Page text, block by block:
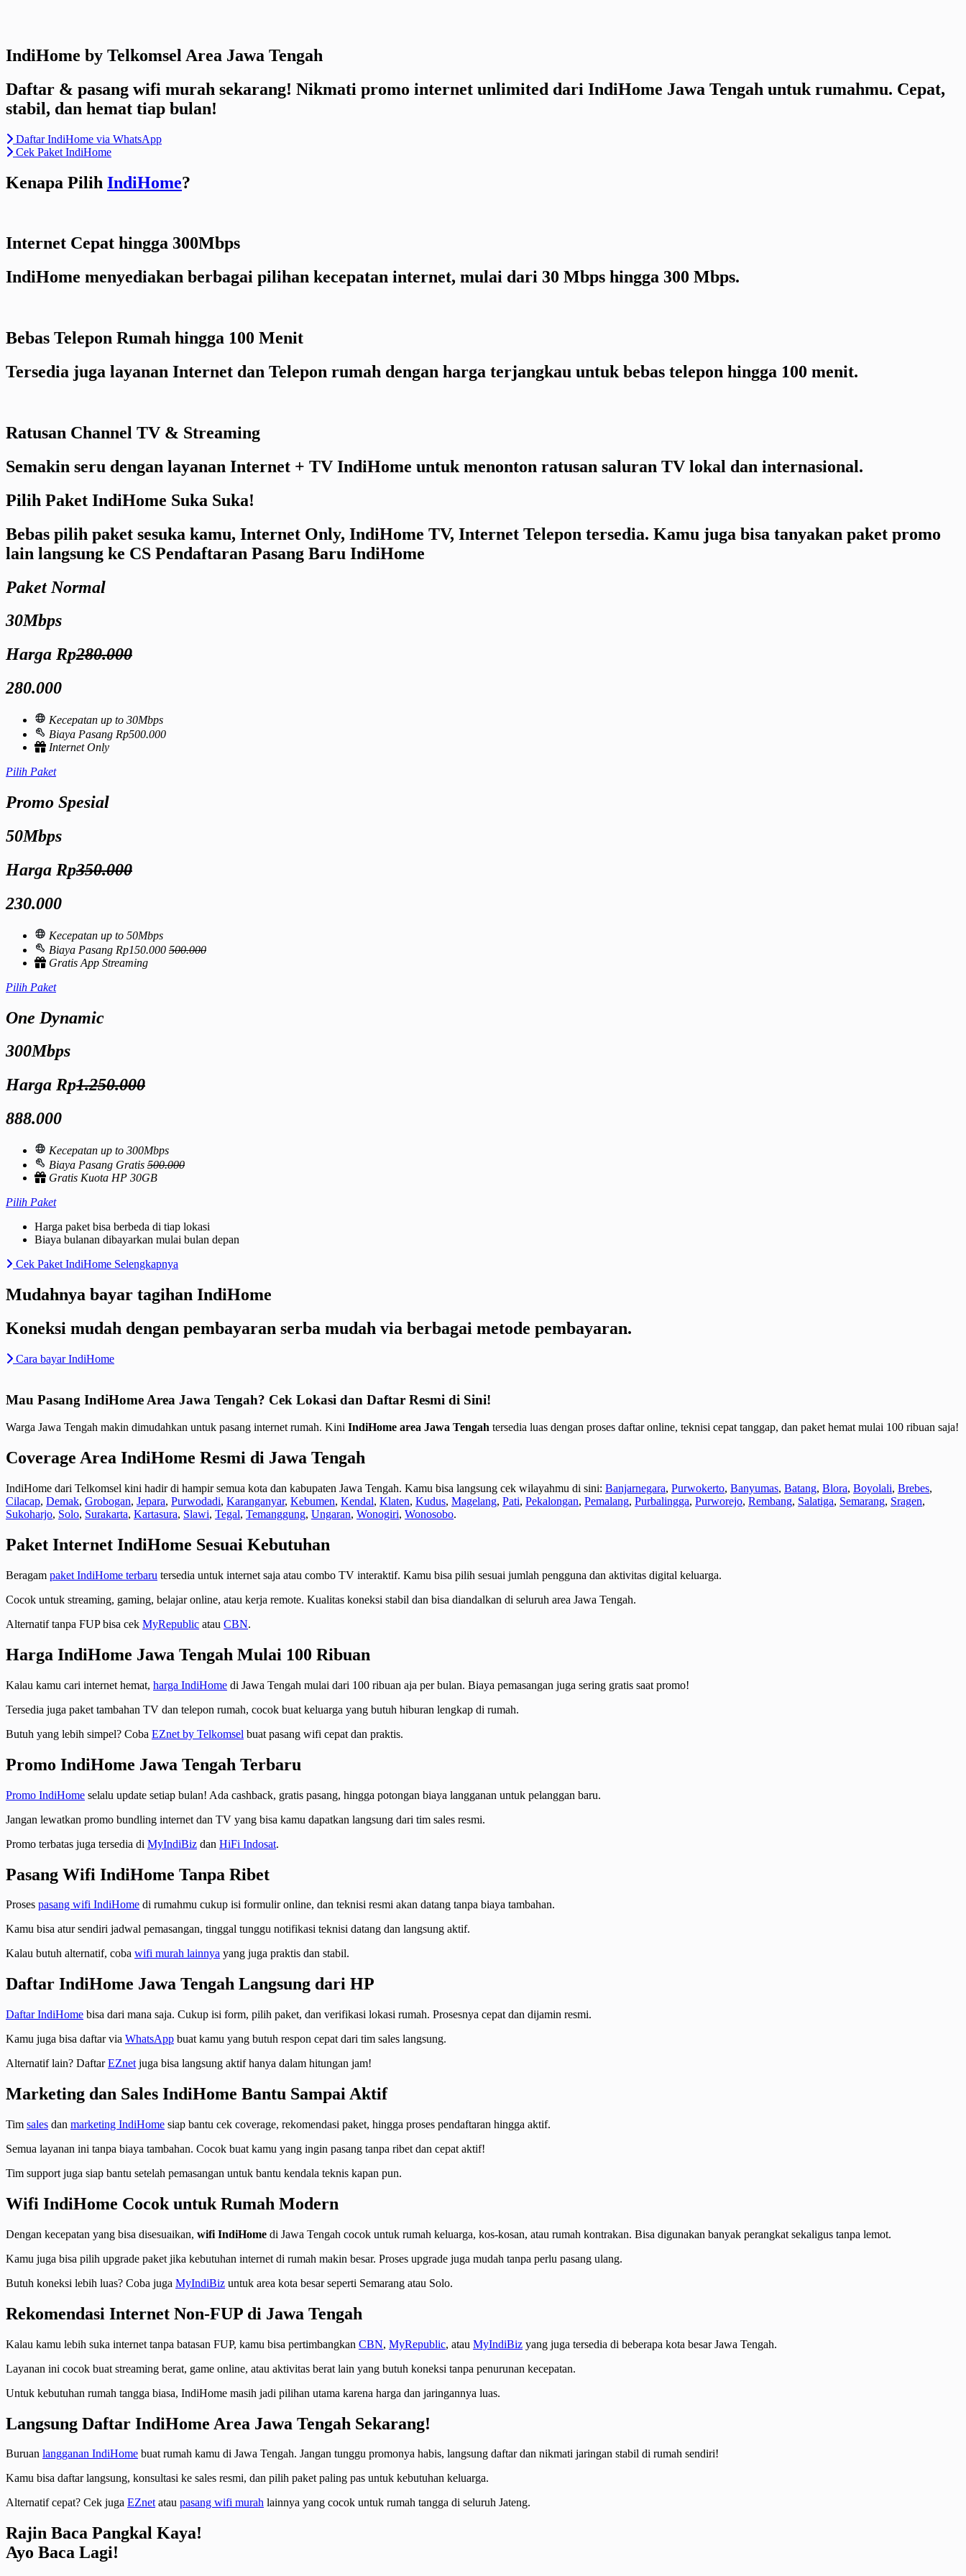
IndiHome by Telkomsel Area Jawa Tengah
Daftar & pasang wifi murah sekarang! Nikmati promo internet unlimited dari IndiHome Jawa Tengah untuk rumahmu. Cepat,
stabil, dan hemat tiap bulan!
Daftar IndiHome via WhatsApp
Cek Paket IndiHome
Kenapa Pilih IndiHome?
Internet Cepat hingga 300Mbps
IndiHome menyediakan berbagai pilihan kecepatan internet, mulai dari 30 Mbps hingga 300 Mbps.
Bebas Telepon Rumah hingga 100 Menit
Tersedia juga layanan Internet dan Telepon rumah dengan harga terjangkau untuk bebas telepon hingga 100 menit.
Ratusan Channel TV & Streaming
Semakin seru dengan layanan Internet + TV IndiHome untuk menonton ratusan saluran TV lokal dan internasional.
Pilih Paket IndiHome Suka Suka!
Bebas pilih paket sesuka kamu, Internet Only, IndiHome TV, Internet Telepon tersedia. Kamu juga bisa tanyakan paket promo
lain langsung ke CS Pendaftaran Pasang Baru IndiHome
Paket Normal
30Mbps
Harga Rp280.000
280.000
Kecepatan up to 30Mbps
Biaya Pasang Rp500.000
Internet Only
Pilih Paket
Promo Spesial
50Mbps
Harga Rp350.000
230.000
Kecepatan up to 50Mbps
Biaya Pasang Rp150.000 500.000
Gratis App Streaming
Pilih Paket
One Dynamic
300Mbps
Harga Rp1.250.000
888.000
Kecepatan up to 300Mbps
Biaya Pasang Gratis 500.000
Gratis Kuota HP 30GB
Pilih Paket
Harga paket bisa berbeda di tiap lokasi
Biaya bulanan dibayarkan mulai bulan depan
Cek Paket IndiHome Selengkapnya
Mudahnya bayar tagihan IndiHome
Koneksi mudah dengan pembayaran serba mudah via berbagai metode pembayaran.
Cara bayar IndiHome
Mau Pasang IndiHome Area Jawa Tengah? Cek Lokasi dan Daftar Resmi di Sini!
Warga Jawa Tengah makin dimudahkan untuk pasang internet rumah. Kini IndiHome area Jawa Tengah tersedia luas dengan proses daftar online, teknisi cepat tanggap, dan paket hemat mulai 100 ribuan saja!
Coverage Area IndiHome Resmi di Jawa Tengah
IndiHome dari Telkomsel kini hadir di hampir semua kota dan kabupaten Jawa Tengah. Kamu bisa langsung cek wilayahmu di sini: Banjarnegara, Purwokerto, Banyumas, Batang, Blora, Boyolali, Brebes,
Cilacap, Demak, Grobogan, Jepara, Purwodadi, Karanganyar, Kebumen, Kendal, Klaten, Kudus, Magelang, Pati, Pekalongan, Pemalang, Purbalingga, Purworejo, Rembang, Salatiga, Semarang, Sragen,
Sukoharjo, Solo, Surakarta, Kartasura, Slawi, Tegal, Temanggung, Ungaran, Wonogiri, Wonosobo.
Paket Internet IndiHome Sesuai Kebutuhan
Beragam paket IndiHome terbaru tersedia untuk internet saja atau combo TV interaktif. Kamu bisa pilih sesuai jumlah pengguna dan aktivitas digital keluarga.
Cocok untuk streaming, gaming, belajar online, atau kerja remote. Kualitas koneksi stabil dan bisa diandalkan di seluruh area Jawa Tengah.
Alternatif tanpa FUP bisa cek MyRepublic atau CBN.
Harga IndiHome Jawa Tengah Mulai 100 Ribuan
Kalau kamu cari internet hemat, harga IndiHome di Jawa Tengah mulai dari 100 ribuan aja per bulan. Biaya pemasangan juga sering gratis saat promo!
Tersedia juga paket tambahan TV dan telepon rumah, cocok buat keluarga yang butuh hiburan lengkap di rumah.
Butuh yang lebih simpel? Coba EZnet by Telkomsel buat pasang wifi cepat dan praktis.
Promo IndiHome Jawa Tengah Terbaru
Promo IndiHome selalu update setiap bulan! Ada cashback, gratis pasang, hingga potongan biaya langganan untuk pelanggan baru.
Jangan lewatkan promo bundling internet dan TV yang bisa kamu dapatkan langsung dari tim sales resmi.
Promo terbatas juga tersedia di MyIndiBiz dan HiFi Indosat.
Pasang Wifi IndiHome Tanpa Ribet
Proses pasang wifi IndiHome di rumahmu cukup isi formulir online, dan teknisi resmi akan datang tanpa biaya tambahan.
Kamu bisa atur sendiri jadwal pemasangan, tinggal tunggu notifikasi teknisi datang dan langsung aktif.
Kalau butuh alternatif, coba wifi murah lainnya yang juga praktis dan stabil.
Daftar IndiHome Jawa Tengah Langsung dari HP
Daftar IndiHome bisa dari mana saja. Cukup isi form, pilih paket, dan verifikasi lokasi rumah. Prosesnya cepat dan dijamin resmi.
Kamu juga bisa daftar via WhatsApp buat kamu yang butuh respon cepat dari tim sales langsung.
Alternatif lain? DaftarEZnet juga bisa langsung aktif hanya dalam hitungan jam!
Marketing dan Sales IndiHome Bantu Sampai Aktif
Tim sales dan marketing IndiHome siap bantu cek coverage, rekomendasi paket, hingga proses pendaftaran hingga aktif.
Semua layanan ini tanpa biaya tambahan. Cocok buat kamu yang ingin pasang tanpa ribet dan cepat aktif!
Tim support juga siap bantu setelah pemasangan untuk bantu kendala teknis kapan pun.
Wifi IndiHome Cocok untuk Rumah Modern
Dengan kecepatan yang bisa disesuaikan, wifi IndiHome di Jawa Tengah cocok untuk rumah keluarga, kos-kosan, atau rumah kontrakan. Bisa digunakan banyak perangkat sekaligus tanpa lemot.
Kamu juga bisa pilih upgrade paket jika kebutuhan internet di rumah makin besar. Proses upgrade juga mudah tanpa perlu pasang ulang.
Butuh koneksi lebih luas? Coba juga MyIndiBiz untuk area kota besar seperti Semarang atau Solo.
Rekomendasi Internet Non-FUP di Jawa Tengah
Kalau kamu lebih suka internet tanpa batasan FUP, kamu bisa pertimbangkan CBN, MyRepublic, atau MyIndiBiz yang juga tersedia di beberapa kota besar Jawa Tengah.
Layanan ini cocok buat streaming berat, game online, atau aktivitas berat lain yang butuh koneksi tanpa penurunan kecepatan.
Untuk kebutuhan rumah tangga biasa, IndiHome masih jadi pilihan utama karena harga dan jaringannya luas.
Langsung Daftar IndiHome Area Jawa Tengah Sekarang!
Buruan langganan IndiHome buat rumah kamu di Jawa Tengah. Jangan tunggu promonya habis, langsung daftar dan nikmati jaringan stabil di rumah sendiri!
Kamu bisa daftar langsung, konsultasi ke sales resmi, dan pilih paket paling pas untuk kebutuhan keluarga.
Alternatif cepat? Cek juga EZnetatau pasang wifi murah lainnya yang cocok untuk rumah tangga di seluruh Jateng.
Rajin Baca Pangkal Kaya!
Ayo Baca Lagi!